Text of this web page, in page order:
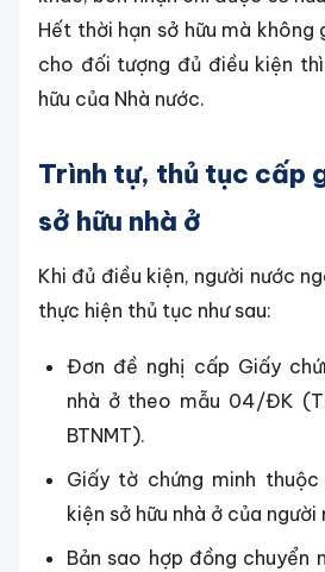
Hết thời hạn sở hữu mà không
cho đối tượng đủ điều kiện
hữu của Nhà nước.
Trình tự, thủ tục cấp
sở hữu nhà ở
Khi đủ điều kiện, người nước
thực hiện thủ tục như sau:
Đơn đề nghị cấp Giấy
nhà ở theo mẫu 04/ĐK
BTNMT).
Giấy tờ chứng minh
kiện sở hữu nhà ở của người
Bản sao hợp đồng chuyển